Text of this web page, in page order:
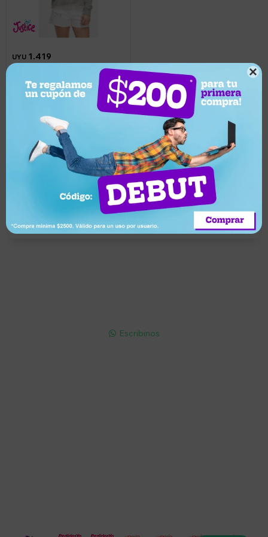

UYU 1.419
Canguro para niña Justice -
Azul cielo
Llega pasado mañana
Suscríbete a nuestro newsletter
Recibí ofertas, novedades y más
Suscribirme
 Escribinos